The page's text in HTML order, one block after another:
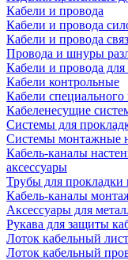
Кабели и провода
Кабели и провода
Кабели и провода
Провода и шнуры
Кабели и провода
Кабели контрольные
Кабели специального
Кабеленесущие
Системы для
Системы монтажные
Кабель-каналы
аксессуары
Трубы для прокладки
Кабель-каналы
Аксессуары для
Рукава для защиты
Лоток кабельный
Лоток кабельный